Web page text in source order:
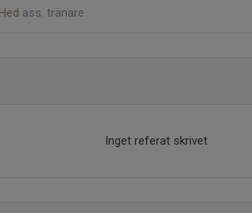
ass. tränare
Inget referat skrivet